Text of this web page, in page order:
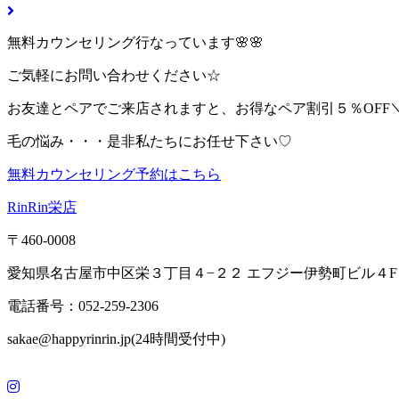
無料カウンセリング行なっています🌸🌸
ご気軽にお問い合わせください☆
お友達とペアでご来店されますと、お得なペア割引５％OFF
毛の悩み・・・是非私たちにお任せ下さい♡
無料カウンセリング予約はこちら
RinRin栄店
〒460-0008
愛知県名古屋市中区栄３丁目４−２２ エフジー伊勢町ビル４F
電話番号：052-259-2306
sakae@happyrinrin.jp(24時間受付中)